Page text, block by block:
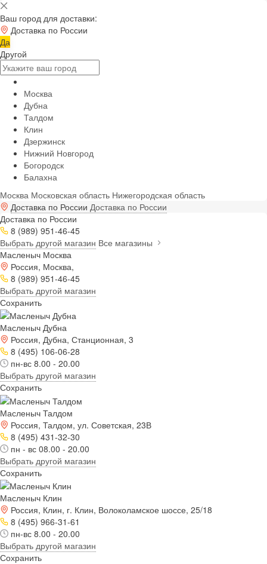
Ваш город для доставки:
Доставка по России
Да
Другой
Москва
Дубна
Талдом
Клин
Дзержинск
Нижний Новгород
Богородск
Балахна
Москва Московская область Нижегородская область
Доставка по России Доставка по России
Доставка по России
8 (989) 951-46-45
Выбрать другой магазин Все магазины
Масленыч Москва
Россия, Москва,
8 (989) 951-46-45
Выбрать другой магазин
Сохранить
Масленыч Дубна
Россия, Дубна, Станционная, 3
8 (495) 106-06-28
пн-вс 8.00 - 20.00
Выбрать другой магазин
Сохранить
Масленыч Талдом
Россия, Талдом, ул. Советская, 23В
8 (495) 431-32-30
пн - вс 08.00 - 20.00
Выбрать другой магазин
Сохранить
Масленыч Клин
Россия, Клин, г. Клин, Волоколамское шоссе, 25/18
8 (495) 966-31-61
пн-вс 8.00 - 20.00
Выбрать другой магазин
Сохранить